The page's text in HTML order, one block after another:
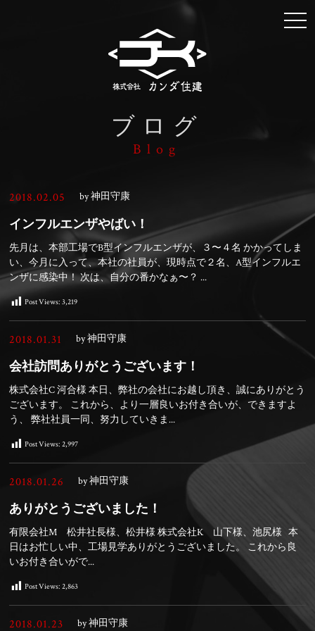
ブログ
Blog
2018.02.05 by 神田守康
インフルエンザやばい！
先月は、本部工場でB型インフルエンザが、３〜４名 かかってしま
い、今月に入って、本社の社員が、現時点で２名、A型インフルエ
ンザに感染中！ 次は、自分の番かなぁ〜？ ...
Post Views:3,219
2018.01.31 by 神田守康
会社訪問ありがとうございます！
株式会社C 河合様 本日、弊社の会社にお越し頂き、誠にありがとう
ございます。 これから、より一層良いお付き合いが、できますよ
う、 弊社社員一同、努力していきま...
Post Views:2,997
2018.01.26 by 神田守康
ありがとうございました！
有限会社M 松井社長様、松井様 株式会社K 山下様、池尻様 本
日はお忙しい中、工場見学ありがとうございました。 これから良
いお付き合いがで...
Post Views:2,863
2018.01.23 by 神田守康